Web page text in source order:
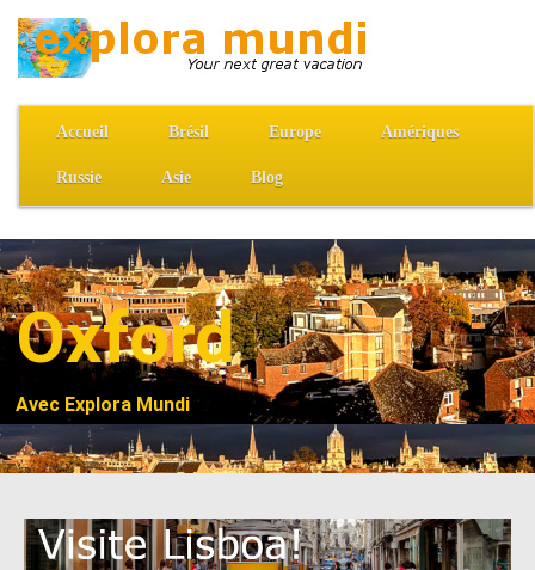
Accueil Brésil Europe Amériques
Russie Asie Blog
Oxford
Avec Explora Mundi